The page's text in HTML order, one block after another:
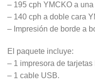
– 195 cph YMCKO a una
– 140 cph a doble cara
– Impresión de borde a
El paquete incluye:
– 1 impresora de
– 1 cable USB.